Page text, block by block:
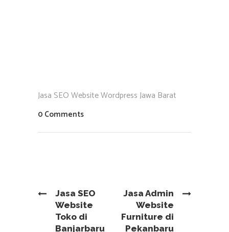
Jasa SEO Website Wordpress Jawa Barat
0 Comments
Jasa SEO
Website
Toko di
Banjarbaru
Jasa Admin
Website
Furniture di
Pekanbaru